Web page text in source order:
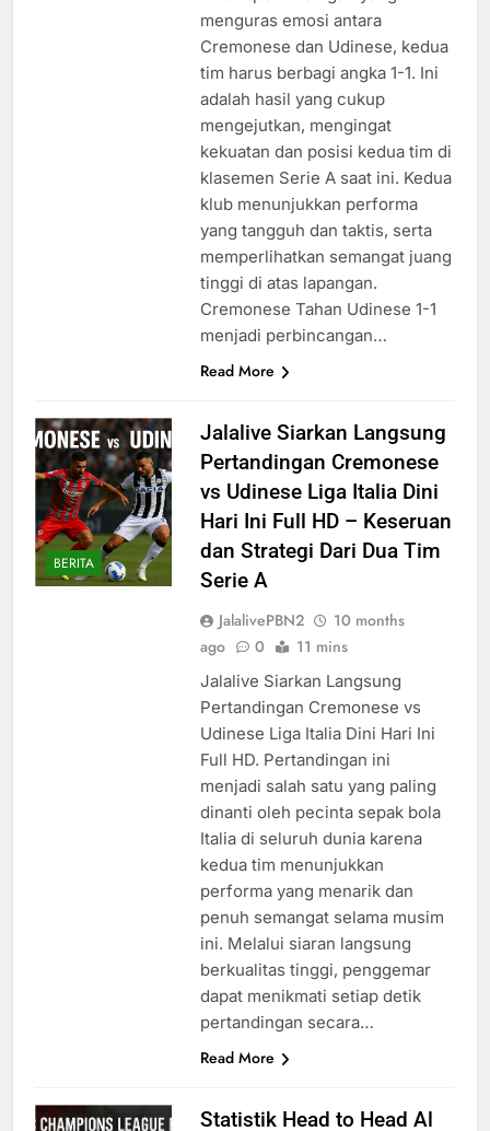
menguras emosi antara
Cremonese dan Udinese, kedua
tim harus berbagi angka 1-1. Ini
adalah hasil yang cukup
mengejutkan, mengingat
kekuatan dan posisi kedua tim di
klasemen Serie A saat ini. Kedua
klub menunjukkan performa
yang tangguh dan taktis, serta
memperlihatkan semangat juang
tinggi di atas lapangan.
Cremonese Tahan Udinese 1-1
menjadi perbincangan…
Read More
BERITA
Jalalive Siarkan Langsung
Pertandingan Cremonese
vs Udinese Liga Italia Dini
Hari Ini Full HD – Keseruan
dan Strategi Dari Dua Tim
Serie A
JalalivePBN2
10 months
ago
0 11 mins
Jalalive Siarkan Langsung
Pertandingan Cremonese vs
Udinese Liga Italia Dini Hari Ini
Full HD. Pertandingan ini
menjadi salah satu yang paling
dinanti oleh pecinta sepak bola
Italia di seluruh dunia karena
kedua tim menunjukkan
performa yang menarik dan
penuh semangat selama musim
ini. Melalui siaran langsung
berkualitas tinggi, penggemar
dapat menikmati setiap detik
pertandingan secara…
Read More
Statistik Head to Head Al